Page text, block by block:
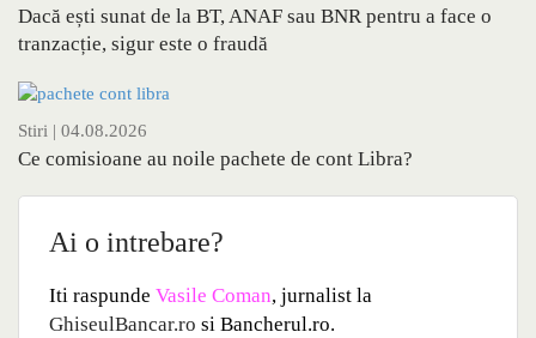
Dacă ești sunat de la BT, ANAF sau BNR pentru a face o
tranzacție, sigur este o fraudă
Stiri | 04.08.2026
Ce comisioane au noile pachete de cont Libra?
Ai o intrebare?
Iti raspunde Vasile Coman, jurnalist la
GhiseulBancar.ro si Bancherul.ro.